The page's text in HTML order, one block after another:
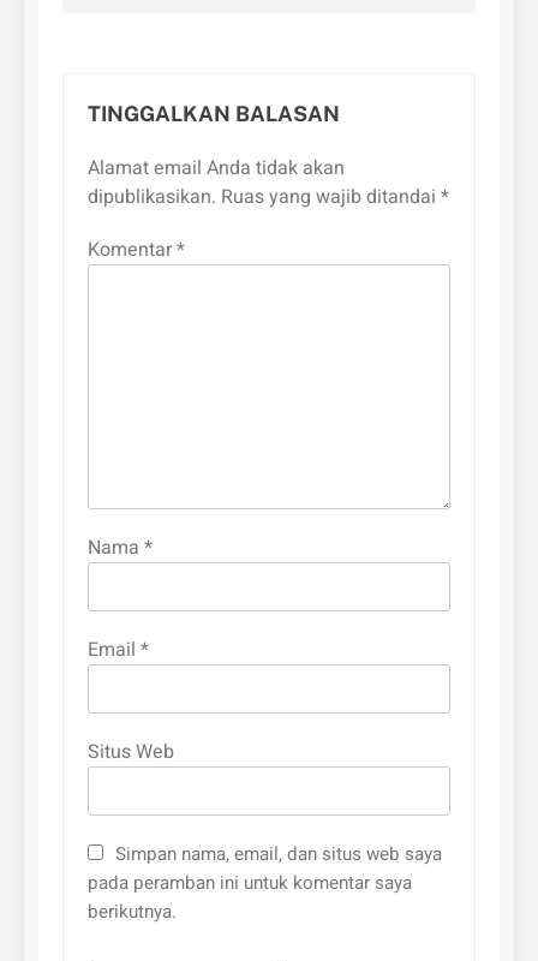
TINGGALKAN BALASAN
Alamat email Anda tidak akan
dipublikasikan. Ruas yang wajib ditandai *
Komentar*
Nama *
Email *
Situs Web
Simpan nama, email, dan situs web saya
pada peramban ini untuk komentar saya
berikutnya.